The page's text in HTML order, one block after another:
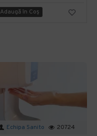
Adaugă în Coş
Echipa Sanito 20724